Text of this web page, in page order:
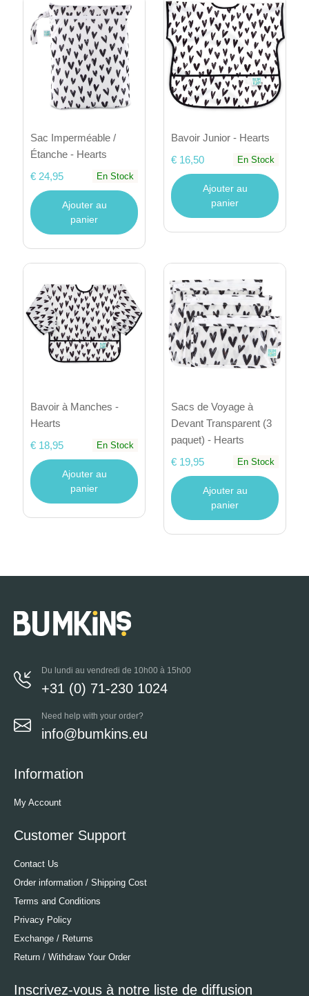
Sac Imperméable /
Étanche - Hearts
€ 24,95
En Stock
Ajouter au
panier
Bavoir Junior - Hearts
€ 16,50
En Stock
Ajouter au
panier
Bavoir à Manches -
Hearts
€ 18,95
En Stock
Ajouter au
panier
Sacs de Voyage à
Devant Transparent (3
paquet) - Hearts
€ 19,95
En Stock
Ajouter au
panier
Du lundi au vendredi de 10h00 à 15h00
+31 (0) 71-230 1024
Need help with your order?
info@bumkins.eu
Information
My Account
Customer Support
Contact Us
Order information / Shipping Cost
Terms and Conditions
Privacy Policy
Exchange / Returns
Return / Withdraw Your Order
Inscrivez-vous à notre liste de diffusion